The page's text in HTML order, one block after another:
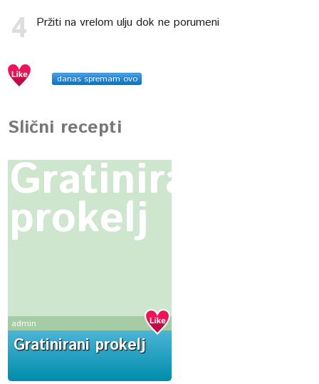
Pržiti na vrelom ulju dok ne porumeni
danas spremam ovo
Slični recepti
Gratinirani
prokelj
admin
Gratinirani prokelj